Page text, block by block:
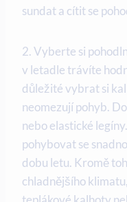
sundat a cítit se
2. Vyberte si
v letadle trávíte
důležité vybrat si
neomezují pohyb.
nebo elastické
pohybovat se
dobu letu. Kromě
chladnějšího